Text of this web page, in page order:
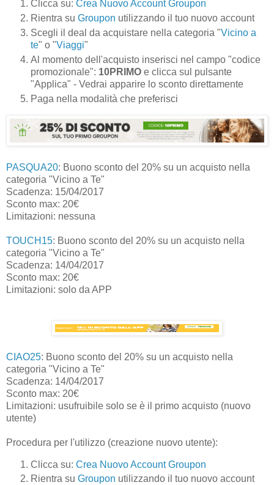
Clicca su: Crea Nuovo Account Groupon
Rientra su Groupon utilizzando il tuo nuovo account
Scegli il deal da acquistare nella categoria "Vicino a
te" o "Viaggi"
Al momento dell'acquisto inserisci nel campo "codice
promozionale": 10PRIMO e clicca sul pulsante
"Applica" - Vedrai apparire lo sconto direttamente
Paga nella modalità che preferisci
PASQUA20: Buono sconto del 20% su un acquisto nella
categoria "Vicino a Te"
Scadenza: 15/04/2017
Sconto max: 20€
Limitazioni: nessuna
TOUCH15: Buono sconto del 20% su un acquisto nella
categoria "Vicino a Te"
Scadenza: 14/04/2017
Sconto max: 20€
Limitazioni: solo da APP
CIAO25: Buono sconto del 20% su un acquisto nella
categoria "Vicino a Te"
Scadenza: 14/04/2017
Sconto max: 20€
Limitazioni: usufruibile solo se è il primo acquisto (nuovo
utente)
Procedura per l'utilizzo (creazione nuovo utente):
Clicca su: Crea Nuovo Account Groupon
Rientra su Groupon utilizzando il tuo nuovo account